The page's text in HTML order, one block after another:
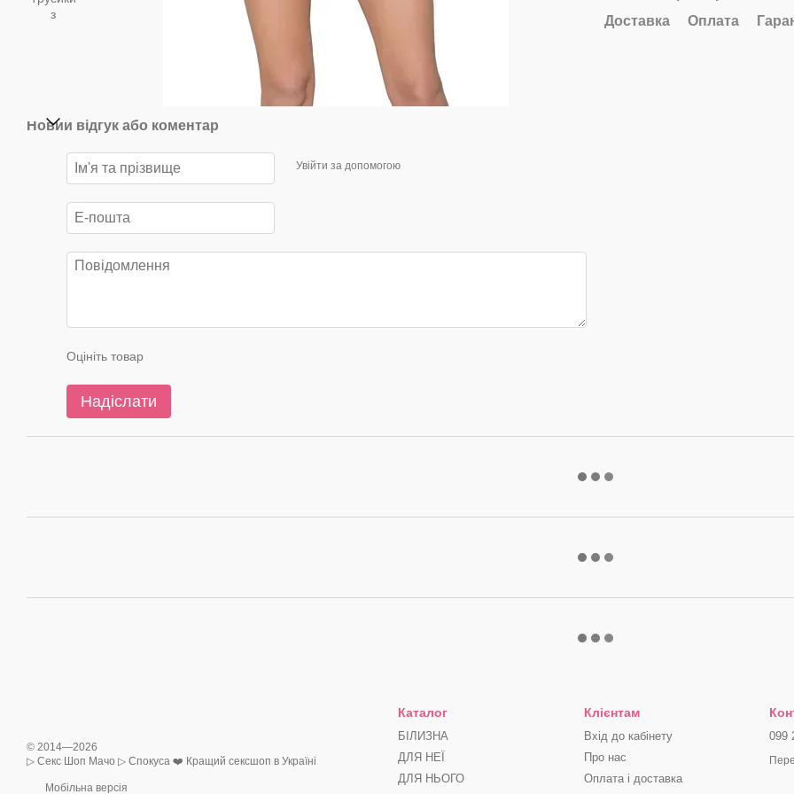
Новий відгук або коментар
Увійти за допомогою
Оцініть товар
Надіслати
Доставка
Оплата
© 2014—2026
▷ Секс Шоп Мачо ▷ Спокуса ❤️ Кращий сексшоп в Україні
Мобільна версія
Каталог
БІЛИЗНА
ДЛЯ НЕЇ
ДЛЯ НЬОГО
Клієнтам
Вхід до кабінету
Про нас
Оплата і доставка
099